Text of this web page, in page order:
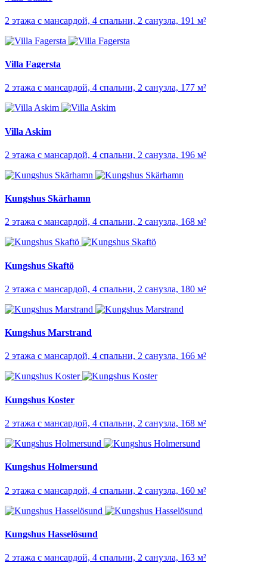
2 этажа с мансардой, 4 спальни, 2 санузла, 191 м²
Villa Fagersta
2 этажа с мансардой, 4 спальни, 2 санузла, 177 м²
Villa Askim
2 этажа с мансардой, 4 спальни, 2 санузла, 196 м²
Kungshus Skärhamn
2 этажа с мансардой, 4 спальни, 2 санузла, 168 м²
Kungshus Skaftö
2 этажа с мансардой, 4 спальни, 2 санузла, 180 м²
Kungshus Marstrand
2 этажа с мансардой, 4 спальни, 2 санузла, 166 м²
Kungshus Koster
2 этажа с мансардой, 4 спальни, 2 санузла, 168 м²
Kungshus Holmersund
2 этажа с мансардой, 4 спальни, 2 санузла, 160 м²
Kungshus Hasselösund
2 этажа с мансардой, 4 спальни, 2 санузла, 163 м²